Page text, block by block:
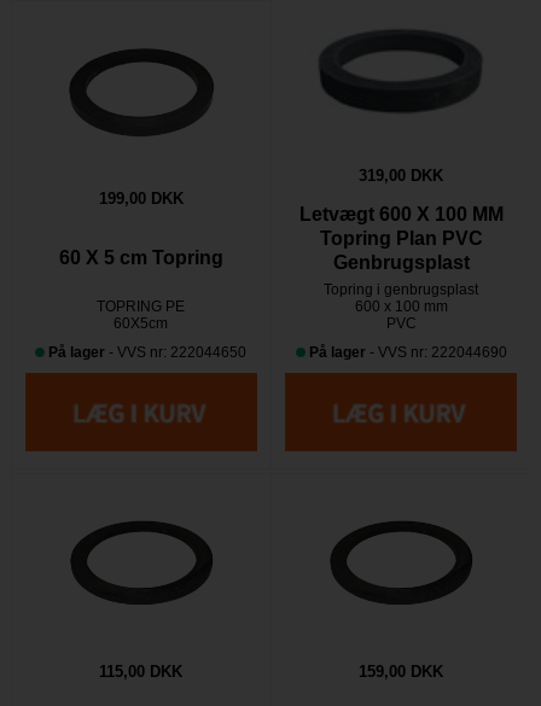
199,00 DKK
60 X 5 cm Topring
TOPRING PE
60X5cm
På lager - VVS nr: 222044650
319,00 DKK
Letvægt 600 X 100 MM
Topring Plan PVC
Genbrugsplast
Topring i genbrugsplast
600 x 100 mm
PVC
På lager - VVS nr: 222044690
115,00 DKK 159,00 DKK